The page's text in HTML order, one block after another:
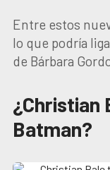
Entre estos
lo que podría
de Bárbara
¿Christian
Batman?